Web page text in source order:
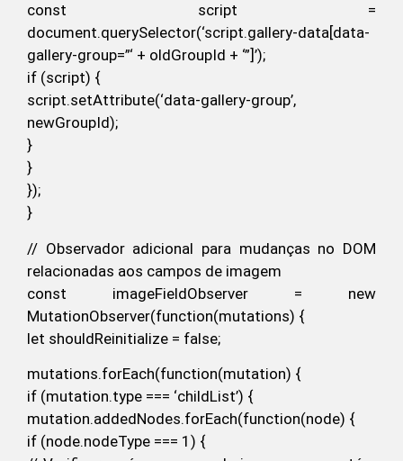
const script =
document.querySelector(‘script.gallery-data[data-
gallery-group=”‘ + oldGroupId + ‘”]’);
if (script) {
script.setAttribute(‘data-gallery-group’,
newGroupId);
}
}
});
}
// Observador adicional para mudanças no DOM
relacionadas aos campos de imagem
const imageFieldObserver = new
MutationObserver(function(mutations) {
let shouldReinitialize = false;
mutations.forEach(function(mutation) {
if (mutation.type === ‘childList’) {
mutation.addedNodes.forEach(function(node) {
if (node.nodeType === 1) {